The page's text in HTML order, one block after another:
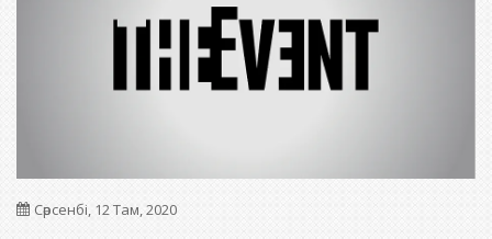
Сәрсенбі, 12 Там, 2020